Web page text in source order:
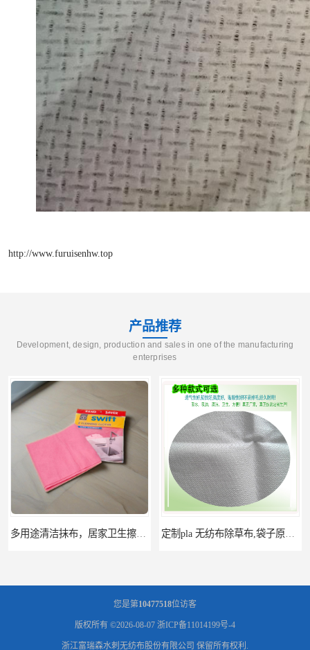
http://www.furuisenhw.top
产品推荐
Development, design, production and sales in one of the manufacturing
enterprises
您是第10477518位访客
版权所有 ©2026-08-07 浙ICP备11014199号-4
浙江富瑞森水刺无纺布股份有限公司 保留所有权利.